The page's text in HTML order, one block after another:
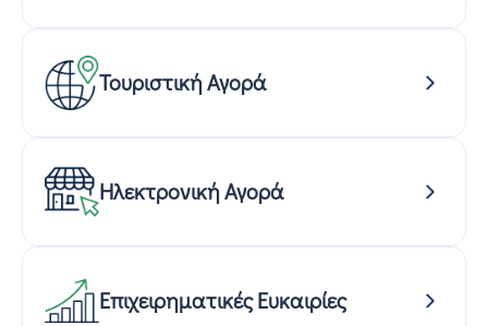
Τουριστική Αγορά
Ηλεκτρονική Αγορά
Επιχειρηματικές Ευκαιρίες